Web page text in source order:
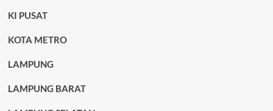
KI PUSAT
KOTA METRO
LAMPUNG
LAMPUNG BARAT